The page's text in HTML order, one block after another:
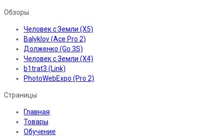
Обзоры
Человек с Земли (X5)
Balyklov (Ace Pro 2)
Долженко (Go 3S)
Человек с Земли (X4)
b1trat3 (Link)
PhotoWebExpo (Pro 2)
Страницы
Главная
Товары
Обучение